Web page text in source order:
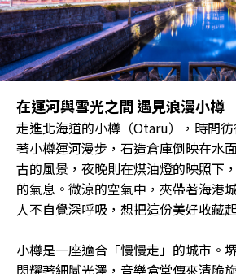
在運河與雪光之間 遇見浪漫小樽
走進北海道的小樽（Otaru），時間
著小樽運河漫步，石造倉庫倒映在水
古的風景，夜晚則在煤油燈的映照下
的氣息。微涼的空氣中，夾帶著海港
人不自覺深呼吸，想把這份美好收藏
小樽是一座適合「慢慢走」的城市。